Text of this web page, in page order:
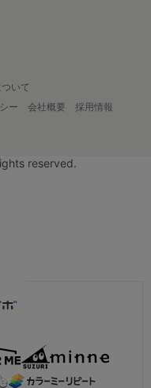
いて
ー 会社概要
採用情報
reserved.